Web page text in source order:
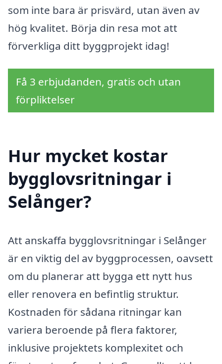
som inte bara är prisvärd, utan även av
hög kvalitet. Börja din resa mot att
förverkliga ditt byggprojekt idag!
Få 3 erbjudanden, gratis och utan
förpliktelser
Hur mycket kostar
bygglovsritningar i
Selånger?
Att anskaffa bygglovsritningar i Selånger
är en viktig del av byggprocessen, oavsett
om du planerar att bygga ett nytt hus
eller renovera en befintlig struktur.
Kostnaden för sådana ritningar kan
variera beroende på flera faktorer,
inklusive projektets komplexitet och